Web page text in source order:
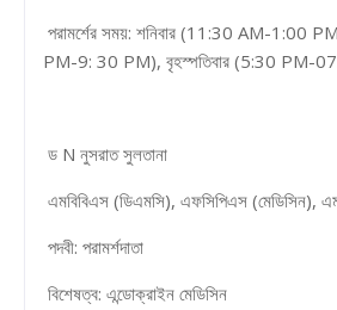
পরামর্শের সময়: শনিবার (11:30 AM-1:00
PM-9: 30 PM), বৃহস্পতিবার (5:30 PM-
ড N নুসরাত সুলতানা
এমবিবিএস (ডিএমসি), এফসিপিএস (মেডিসিন),
পদবী: পরামর্শদাতা
বিশেষত্ব: এন্ডোক্রাইন মেডিসিন